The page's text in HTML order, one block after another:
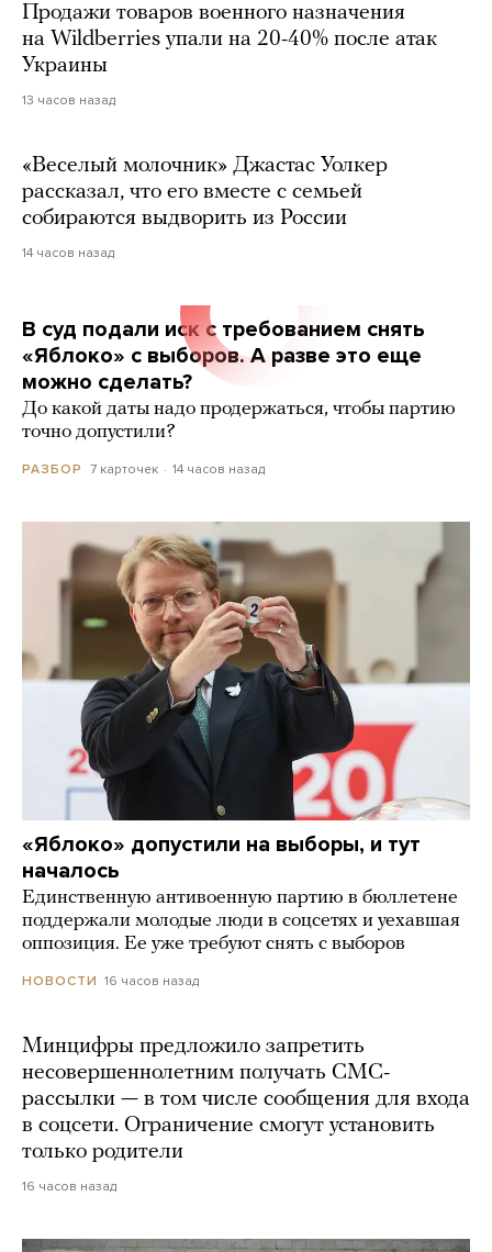
Продажи товаров военного назначения
на Wildberries упали на 20-40% после атак
Украины
13 часов назад
«Веселый молочник» Джастас Уолкер
рассказал, что его вместе с семьей
собираются выдворить из России
14 часов назад
В суд подали иск с требованием снять
«Яблоко» с выборов. А разве это еще
можно сделать?
До какой даты надо продержаться, чтобы партию
точно допустили?
РАЗБОР 7 карточек 14 часов назад
«Яблоко» допустили на выборы, и тут
началось
Единственную антивоенную партию в бюллетене
поддержали молодые люди в соцсетях и уехавшая
оппозиция. Ее уже требуют снять с выборов
НОВОСТИ 16 часов назад
Минцифры предложило запретить
несовершеннолетним получать СМС-
рассылки — в том числе сообщения для входа
в соцсети. Ограничение смогут установить
только родители
16 часов назад